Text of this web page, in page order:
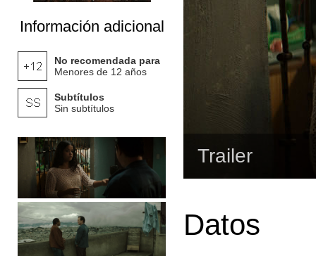
Información adicional
No recomendada para
Menores de 12 años
Subtítulos
Sin subtítulos
Trailer
Datos